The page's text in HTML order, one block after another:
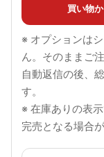
買い物
※ オプションは
ん。そのままご
自動返信の後、
す。
※ 在庫ありの表
完売となる場合